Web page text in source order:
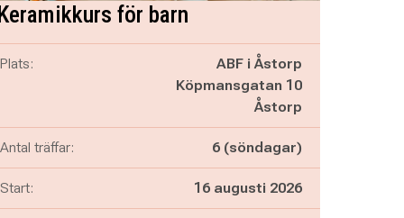
för barn
Plats:
ABF i Åstorp
Köpmansgatan 10
Åstorp
Antal träffar: 6 (söndagar)
Start: 16 augusti 2026